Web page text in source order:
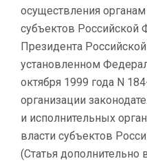
осуществления
субъектов Российской
Президента
установленном
октября 1999 года N
организации
и исполнительных
власти субъектов
(Статья